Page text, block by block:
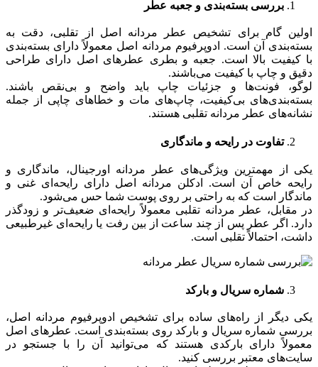
بررسی بسته‌بندی و جعبه عطر
اولین گام برای تشخیص عطر مردانه اصل از تقلبی، دقت به
بسته‌بندی آن است. ادوپرفیوم مردانه اصل معمولاً دارای بسته‌بندی
با کیفیت بالا است. جعبه و بطری عطرهای اصل دارای طراحی
دقیق و چاپ با کیفیت می‌باشند.
لوگو، فونت‌ها و جزئیات چاپ باید واضح و بی‌نقص باشند.
بسته‌بندی‌های بی‌کیفیت، چاپ‌های مات و خطاهای چاپی از جمله
نشانه‌های عطر مردانه تقلبی هستند.
تفاوت در رایحه و ماندگاری
یکی از مهمترین ویژگی‌های عطر مردانه اورجینال، ماندگاری و
رایحه خاص آن است. ادکلن مردانه اصل دارای رایحه‌ای غنی و
ماندگار است که به راحتی بر روی پوست شما حس می‌شود.
در مقابل، عطر مردانه تقلبی معمولاً رایحه‌ای ضعیف‌تر و زودگذر
دارد. اگر عطر پس از چند ساعت از بین رفت یا رایحه‌ای غیرطبیعی
داشت، احتمالاً تقلبی است.
شماره سریال و بارکد
یکی دیگر از راه‌های ساده برای تشخیص ادوپرفیوم مردانه اصل،
بررسی شماره سریال و بارکد روی بسته‌بندی است. عطرهای اصل
معمولاً دارای بارکدی هستند که می‌توانید آن را با جستجو در
سایت‌های معتبر بررسی کنید.